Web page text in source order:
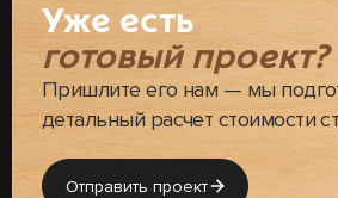
Уже есть
готовый проект?
Пришлите его нам — мы
детальный расчет стоимости
Отправить проект